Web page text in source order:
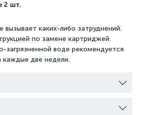
2 шт.
каких-либо затруднений.
по замене картриджей.
загрязненной воде рекомендуется
две недели.